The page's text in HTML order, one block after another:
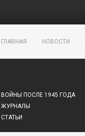
ГЛАВНАЯ НОВОСТИ
ВОЙНЫ ПОСЛЕ 1945 ГОДА
ЖУРНАЛЫ
СТАТЬИ